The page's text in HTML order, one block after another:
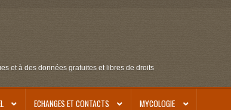
et à des données gratuites et libres de droits
ECHANGES ET CONTACTS MYCOLOGIE